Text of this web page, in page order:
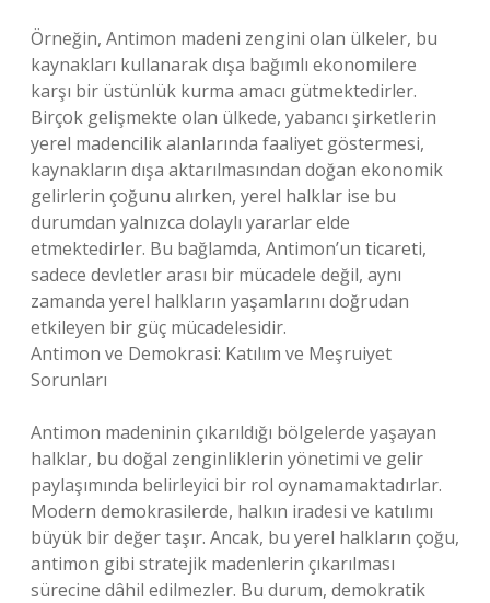
Örneğin, Antimon madeni zengini olan ülkeler, bu
kaynakları kullanarak dışa bağımlı ekonomilere
karşı bir üstünlük kurma amacı gütmektedirler.
Birçok gelişmekte olan ülkede, yabancı şirketlerin
yerel madencilik alanlarında faaliyet göstermesi,
kaynakların dışa aktarılmasından doğan ekonomik
gelirlerin çoğunu alırken, yerel halklar ise bu
durumdan yalnızca dolaylı yararlar elde
etmektedirler. Bu bağlamda, Antimon’un ticareti,
sadece devletler arası bir mücadele değil, aynı
zamanda yerel halkların yaşamlarını doğrudan
etkileyen bir güç mücadelesidir.
Antimon ve Demokrasi: Katılım ve Meşruiyet
Sorunları
Antimon madeninin çıkarıldığı bölgelerde yaşayan
halklar, bu doğal zenginliklerin yönetimi ve gelir
paylaşımında belirleyici bir rol oynamamaktadırlar.
Modern demokrasilerde, halkın iradesi ve katılımı
büyük bir değer taşır. Ancak, bu yerel halkların çoğu,
antimon gibi stratejik madenlerin çıkarılması
sürecine dâhil edilmezler. Bu durum, demokratik